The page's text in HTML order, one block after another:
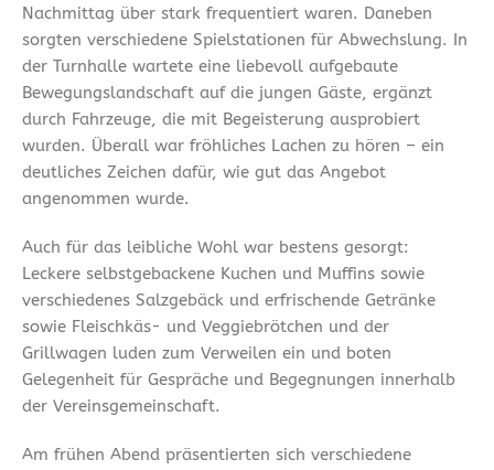
Nachmittag über stark frequentiert waren. Daneben
sorgten verschiedene Spielstationen für Abwechslung. In
der Turnhalle wartete eine liebevoll aufgebaute
Bewegungslandschaft auf die jungen Gäste, ergänzt
durch Fahrzeuge, die mit Begeisterung ausprobiert
wurden. Überall war fröhliches Lachen zu hören – ein
deutliches Zeichen dafür, wie gut das Angebot
angenommen wurde.
Auch für das leibliche Wohl war bestens gesorgt:
Leckere selbstgebackene Kuchen und Muffins sowie
verschiedenes Salzgebäck und erfrischende Getränke
sowie Fleischkäs- und Veggiebrötchen und der
Grillwagen luden zum Verweilen ein und boten
Gelegenheit für Gespräche und Begegnungen innerhalb
der Vereinsgemeinschaft.
Am frühen Abend präsentierten sich verschiedene